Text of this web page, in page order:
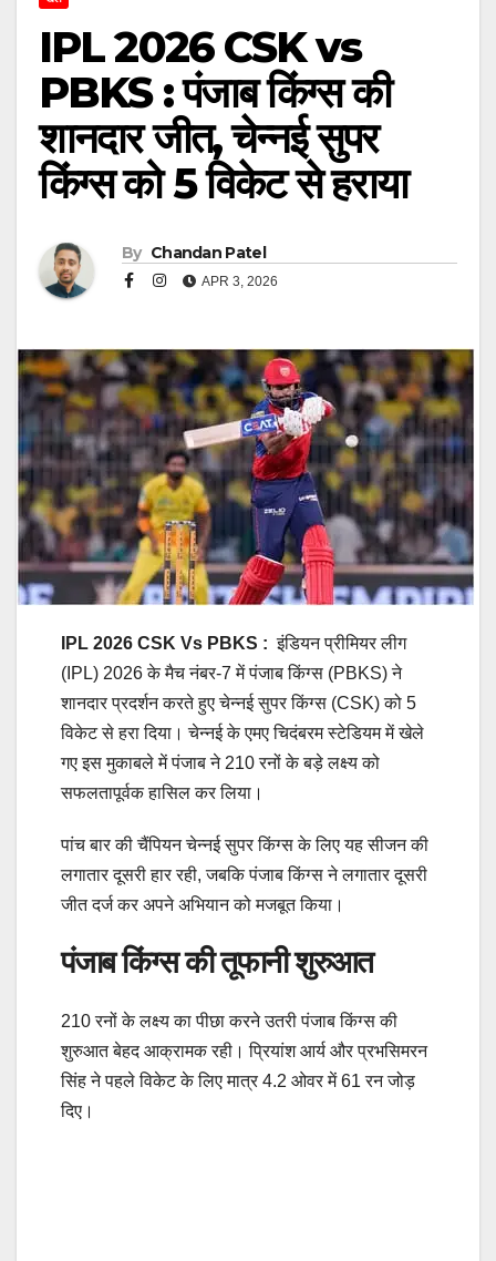
IPL 2026 CSK vs
PBKS : पंजाब किंग्स की
शानदार जीत, चेन्नई सुपर
किंग्स को 5 विकेट से हराया
By Chandan Patel
APR 3, 2026
IPL 2026 CSK Vs PBKS : इंडियन प्रीमियर लीग
(IPL) 2026 के मैच नंबर-7 में पंजाब किंग्स (PBKS) ने
शानदार प्रदर्शन करते हुए चेन्नई सुपर किंग्स (CSK) को 5
विकेट से हरा दिया। चेन्नई के एमए चिदंबरम स्टेडियम में खेले
गए इस मुकाबले में पंजाब ने 210 रनों के बड़े लक्ष्य को
सफलतापूर्वक हासिल कर लिया।
पांच बार की चैंपियन चेन्नई सुपर किंग्स के लिए यह सीजन की
लगातार दूसरी हार रही, जबकि पंजाब किंग्स ने लगातार दूसरी
जीत दर्ज कर अपने अभियान को मजबूत किया।
पंजाब किंग्स की तूफानी शुरुआत
210 रनों के लक्ष्य का पीछा करने उतरी पंजाब किंग्स की
शुरुआत बेहद आक्रामक रही। प्रियांश आर्य और प्रभसिमरन
सिंह ने पहले विकेट के लिए मात्र 4.2 ओवर में 61 रन जोड़
दिए।